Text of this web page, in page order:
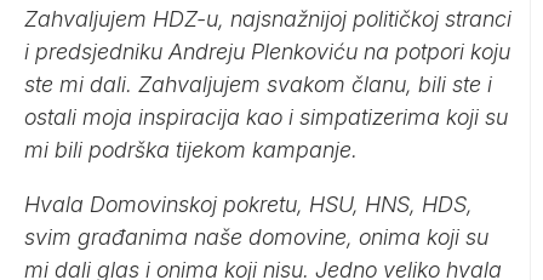
Zahvaljujem HDZ-u, najsnažnijoj političkoj stranci
i predsjedniku Andreju Plenkoviću na potpori koju
ste mi dali. Zahvaljujem svakom članu, bili ste i
ostali moja inspiracija kao i simpatizerima koji su
mi bili podrška tijekom kampanje.
Hvala Domovinskoj pokretu, HSU, HNS, HDS,
svim građanima naše domovine, onima koji su
mi dali glas i onima koji nisu. Jedno veliko hvala